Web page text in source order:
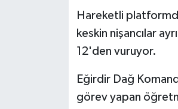
Hareketli
keskin nişancılar
12'den vuruyor.
Eğirdir Dağ
görev yapan